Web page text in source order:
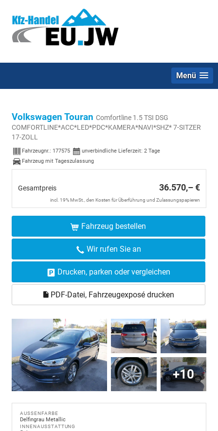
Menü
Volkswagen Touran Comfortline 1.5 TSI DSG
COMFORTLINE*ACC*LED*PDC*KAMERA*NAVI*SHZ* 7-SITZER
17-ZOLL
Fahrzeugnr.: 177575 unverbindliche Lieferzeit: 2 Tage
Fahrzeug mit Tageszulassung
Gesamtpreis 36.570,– €
incl. 19% MwSt., den Kosten für Überführung und Zulassungspapieren
Fahrzeug bestellen
Wir rufen Sie an
Drucken, parken oder vergleichen
PDF-Datei, Fahrzeugexposé drucken
+10
AUSSENFARBE
Delfingrau Metallic
INNENAUSSTATTUNG